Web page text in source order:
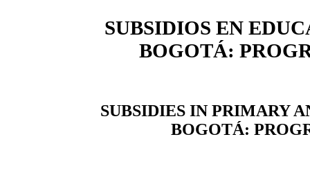
SUBSIDIOS EN
BOGOTÁ:
SUBSIDIES IN PRIMARY
BOGOTÁ: